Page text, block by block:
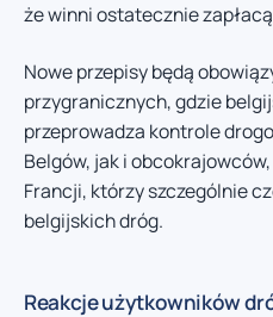
że winni ostatecznie
Nowe przepisy będą
przygranicznych, gdzie
przeprowadza kontrole
Belgów, jak i
Francji, którzy szczególnie
belgijskich dróg.
Reakcje użytkowników